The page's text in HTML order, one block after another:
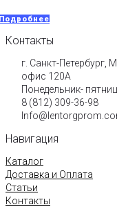
Контакты
г. Санкт-Петербург,
офис 120А
Понедельник-
8 (812) 309-36-98
Навигация
Каталог
Доставка и Оплата
Статьи
Контакты